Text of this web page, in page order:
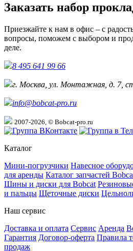
Заказать набор
Приезжайте к нам в офис – с
вопросы, поможем с выбором и
деле.
8 495 641 99 66
г. Москва, ул. Монтажная, д. 7,
info@bobcat-pro.ru
2007-2026, © Bobcat-pro.ru
Каталог
Мини-погрузчики Навесное
для аренды Каталог запчастей
Шины и диски для Bobcat
и пальцы Щеточные диски
Наш сервис
Доставка и оплата Сервис Аренда
Гарантия Договор-оферта Правила
продаж